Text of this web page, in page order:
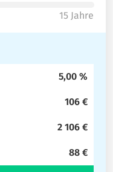
15 Jahre
5,00 %
106 €
2 106 €
88 €